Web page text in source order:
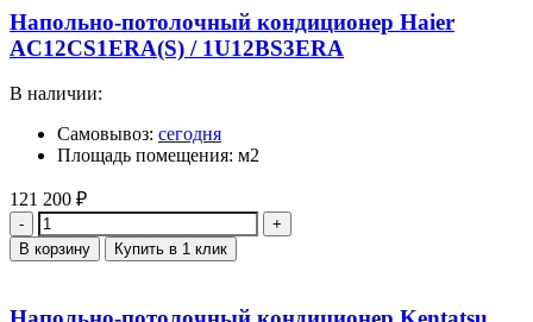
Напольно-потолочный кондиционер Haier
AC12CS1ERA(S) / 1U12BS3ERA
В наличии:
Самовывоз: сегодня
Площадь помещения: м2
121 200 ₽
Количество
В корзину Купить в 1 клик